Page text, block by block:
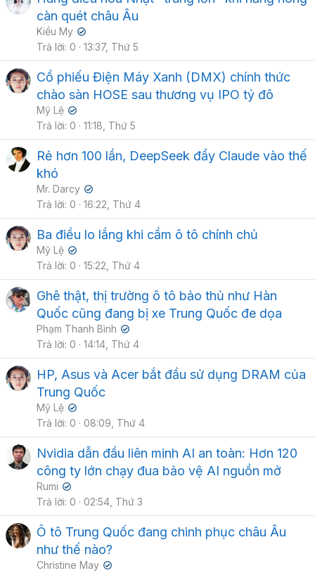
càn quét châu Âu
Kiều My ✔
Trả lời 0 13:37, Thứ 5
Cổ phiếu Điện Máy Xanh (DMX) chính thức
chào sàn HOSE sau thương vụ IPO tỷ đô
Mỹ Lệ ✔
Trả lời 0 11:18, Thứ 5
Rẻ hơn 100 lần, DeepSeek đẩy Claude vào thế
khó
Mr. Darcy ✔
Trả lời 0 16:22, Thứ 4
Ba điều lo lắng khi cầm ô tô chính chủ
Mỹ Lệ ✔
Trả lời 0 15:22, Thứ 4
Ghê thật, thị trường ô tô bảo thủ như Hàn
Quốc cũng đang bị xe Trung Quốc đe dọa
Phạm Thanh Bình ✔
Trả lời 0 14:14, Thứ 4
HP, Asus và Acer bắt đầu sử dụng DRAM của
Trung Quốc
Mỹ Lệ ✔
Trả lời 0 08:09, Thứ 4
Nvidia dẫn đầu liên minh AI an toàn: Hơn 120
công ty lớn chạy đua bảo vệ AI nguồn mở
Rumi ✔
Trả lời 0 02:54, Thứ 3
Ô tô Trung Quốc đang chinh phục châu Âu
như thế nào?
Christine May ✔